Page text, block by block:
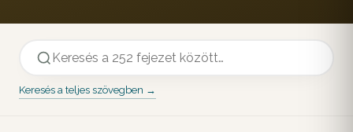
Keresés a teljes szövegben →